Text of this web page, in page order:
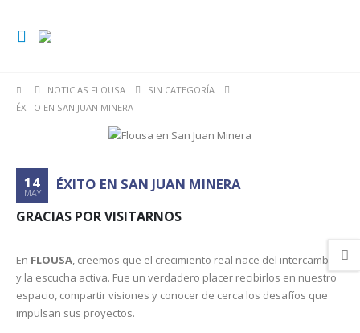
NOTICIAS FLOUSA
SIN CATEGORÍA
ÉXITO EN SAN JUAN MINERA
14
MAY ÉXITO EN SAN JUAN MINERA
GRACIAS POR VISITARNOS
En FLOUSA, creemos que el crecimiento real nace del intercambio
y la escucha activa. Fue un verdadero placer recibirlos en nuestro
espacio, compartir visiones y conocer de cerca los desafíos que
impulsan sus proyectos.